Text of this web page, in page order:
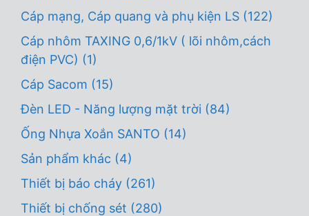
Cáp mạng, Cáp quang và phụ kiện LS (122)
Cáp nhôm TAXING 0,6/1kV ( lõi nhôm,cách
điện PVC) (1)
Cáp Sacom (15)
Đèn LED - Năng lượng mặt trời (84)
Ống Nhựa Xoắn SANTO (14)
Sản phẩm khác (4)
Thiết bị báo cháy (261)
Thiết bị chống sét (280)